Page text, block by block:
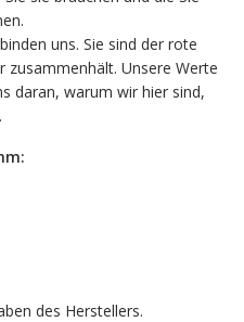
uns. Sie sind der rote
zusammenhält. Unsere Werte
daran, warum wir hier sind,
des Herstellers.